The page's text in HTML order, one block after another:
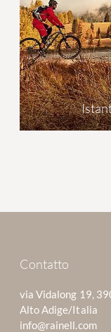
Contatto
via Vidalong 19,
Alto Adige/Italia
info@rainell.com